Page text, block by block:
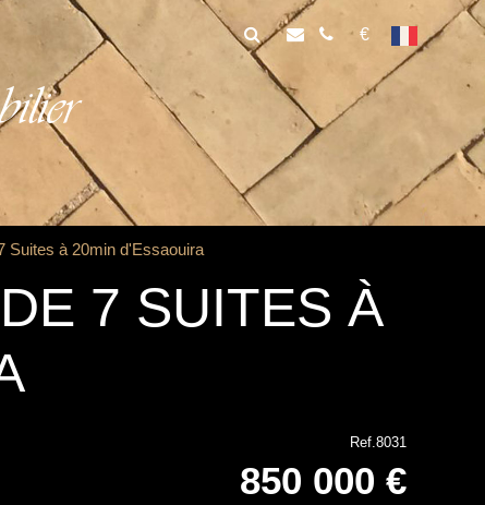
€
Suites à 20min d'Essaouira
7 SUITES À
Ref.8031
850 000 €